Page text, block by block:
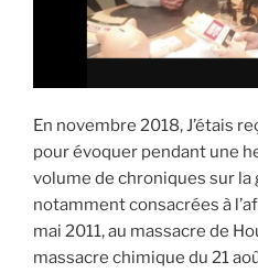
En novembre 2018, J’étais
pour évoquer pendant une
volume de chroniques sur la
notamment consacrées à
mai 2011, au massacre de
massacre chimique du 21